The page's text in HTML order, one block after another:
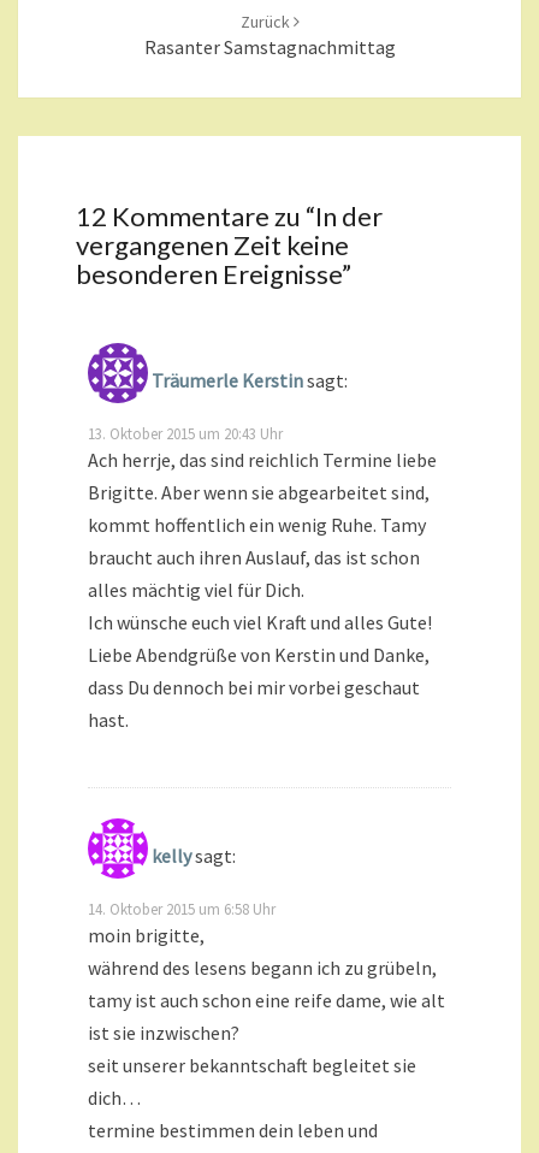
Zurück
Rasanter Samstagnachmittag
12 Kommentare zu “In der
vergangenen Zeit keine
besonderen Ereignisse”
Träumerle Kerstinsagt:
13. Oktober 2015 um 20:43 Uhr
Ach herrje, das sind reichlich Termine liebe
Brigitte. Aber wenn sie abgearbeitet sind,
kommt hoffentlich ein wenig Ruhe. Tamy
braucht auch ihren Auslauf, das ist schon
alles mächtig viel für Dich.
Ich wünsche euch viel Kraft und alles Gute!
Liebe Abendgrüße von Kerstin und Danke,
dass Du dennoch bei mir vorbei geschaut
hast.
kellysagt:
14. Oktober 2015 um 6:58 Uhr
moin brigitte,
während des lesens begann ich zu grübeln,
tamy ist auch schon eine reife dame, wie alt
ist sie inzwischen?
seit unserer bekanntschaft begleitet sie
dich…
termine bestimmen dein leben und